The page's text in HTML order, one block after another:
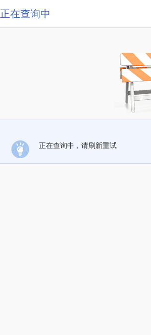
正在查询中
正在查询中，请刷新重试